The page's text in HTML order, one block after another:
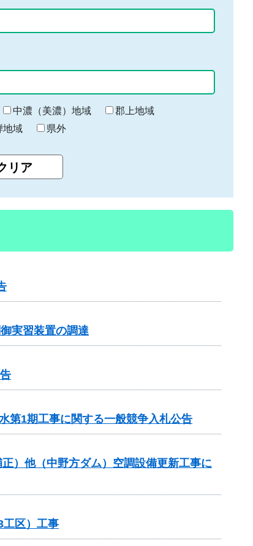
中濃（美濃）地域
郡上地域
地域 県外
実習装置の調達
第1期工事に関する一般競争入札公告
）他（中野方ダム）空調設備更新工事に
工区）工事